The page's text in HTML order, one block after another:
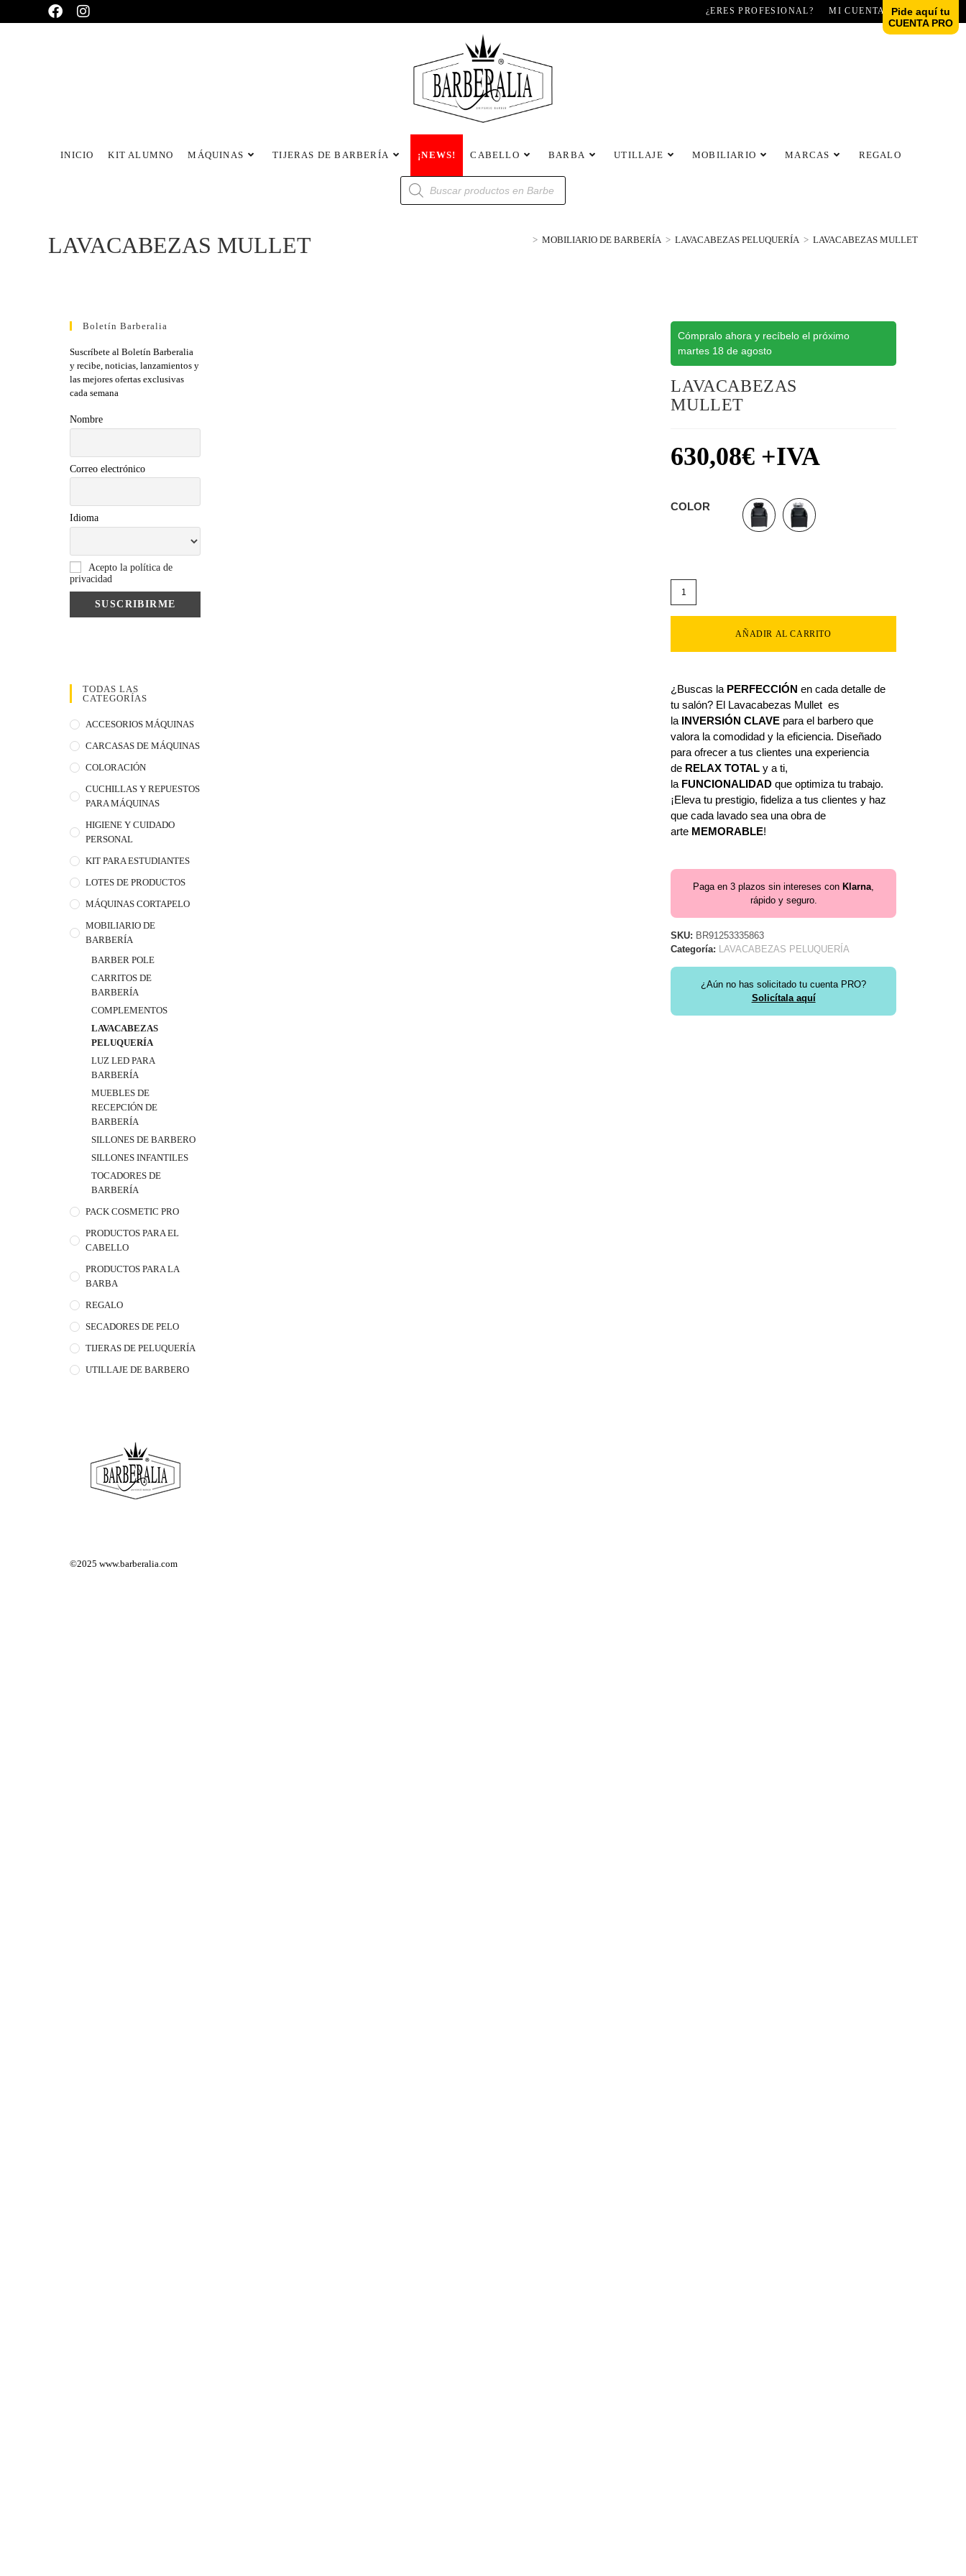
¿ERES PROFESIONAL? MI CUENTA
INICIO KIT ALUMNO MÁQUINAS TIJERAS DE BARBERÍA ¡NEWS! CABELLO BARBA UTILLAJE MOBILIARIO MARCAS REGALO
LAVACABEZAS MULLET > MOBILIARIO DE BARBERÍA > LAVACABEZAS PELUQUERÍA > LAVACABEZAS MULLET
Boletín Barberalia
Suscríbete al Boletín Barberalia
y recibe, noticias, lanzamientos y
las mejores ofertas exclusivas
cada semana
Nombre
Correo electrónico
Idioma
Acepto la política de
privacidad
TODAS LAS
CATEGORÍAS
ACCESORIOS MÁQUINAS
CARCASAS DE MÁQUINAS
COLORACIÓN
CUCHILLAS Y REPUESTOS
PARA MÁQUINAS
HIGIENE Y CUIDADO
PERSONAL
KIT PARA ESTUDIANTES
LOTES DE PRODUCTOS
MÁQUINAS CORTAPELO
MOBILIARIO DE
BARBERÍA
BARBER POLE
CARRITOS DE
BARBERÍA
COMPLEMENTOS
LAVACABEZAS
PELUQUERÍA
LUZ LED PARA
BARBERÍA
MUEBLES DE
RECEPCIÓN DE
BARBERÍA
SILLONES DE BARBERO
SILLONES INFANTILES
TOCADORES DE
BARBERÍA
PACK COSMETIC PRO
PRODUCTOS PARA EL
CABELLO
PRODUCTOS PARA LA
BARBA
REGALO
SECADORES DE PELO
TIJERAS DE PELUQUERÍA
UTILLAJE DE BARBERO
©2025www.barberalia.com
Cómpralo ahora y recíbelo el próximo
martes 18 de agosto
LAVACABEZAS
MULLET
630,08€ +IVA
COLOR
AÑADIR AL CARRITO
¿Buscas la PERFECCIÓN en cada detalle de
tu salón? El Lavacabezas Mullet es
la INVERSIÓN CLAVE para el barbero que
valora la comodidad y la eficiencia. Diseñado
para ofrecer a tus clientes una experiencia
de RELAX TOTAL y a ti,
la FUNCIONALIDAD que optimiza tu trabajo.
¡Eleva tu prestigio, fideliza a tus clientes y haz
que cada lavado sea una obra de
arte MEMORABLE!
Paga en 3 plazos sin intereses con Klarna,
rápido y seguro.
SKU: BR91253335863
Categoría: LAVACABEZAS PELUQUERÍA
¿Aún no has solicitado tu cuenta PRO?
Solicítala aquí
Pide aquí tu
CUENTA PRO